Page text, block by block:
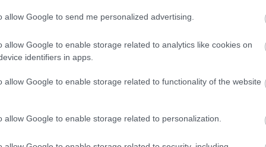
allow Google to send me personalized advertising.
allow Google to enable storage related to analytics like cookies on
identifiers in apps.
allow Google to enable storage related to functionality of the website
allow Google to enable storage related to personalization.
befejezés jön nyáron